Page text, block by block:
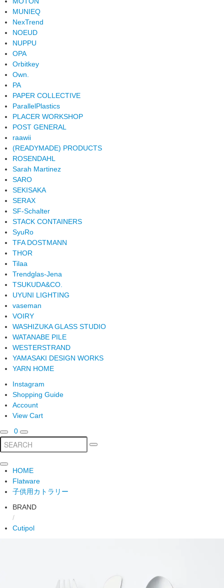
MUNIEQ
NexTrend
NOEUD
NUPPU
OPA
Orbitkey
Own.
PA
PAPER COLLECTIVE
ParallelPlastics
PLACER WORKSHOP
POST GENERAL
raawii
(READYMADE) PRODUCTS
ROSENDAHL
Sarah Martinez
SARO
SEKISAKA
SERAX
SF-Schalter
STACK CONTAINERS
SyuRo
TFA DOSTMANN
THOR
Tilaa
Trendglas-Jena
TSUKUDA&CO.
UYUNI LIGHTING
vaseman
VOIRY
WASHIZUKA GLASS STUDIO
WATANABE PILE
WESTERSTRAND
YAMASAKI DESIGN WORKS
YARN HOME
Instagram
Shopping Guide
Account
View Cart
0
HOME
Flatware
子供用カトラリー
BRAND
/
Cutipol